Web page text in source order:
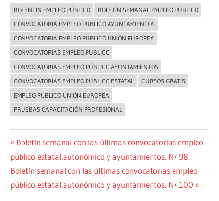
NOVEDADES
BOLENTIN EMPLEO PÚBLICO
BOLETÍN SEMANAL EMPLEO PÚBLICO
CONVOCATORIA EMPLEO PÚBLICO AYUNTAMIENTOS
CONVOCATORIA EMPLEO PÚBLICO UNIÓN EUROPEA
CONVOCATORIAS EMPLEO PÚBLICO
CONVOCATORIAS EMPLEO PÚBLICO AYUNTAMIENTOS
CONVOCATORIAS EMPLEO PÚBLICO ESTATAL
CURSOS GRATIS
EMPLEO PÚBLICO UNIÓN EUROPEA
PRUEBAS CAPACITACIÓN PROFESIONAL
Navegación
de
entradas
Entrada
anterior:
Boletín semanal con las últimas convocatorias empleo
público estatal,autonómico y ayuntamientos. Nº 98
Siguiente
entrada:
Boletín semanal con las últimas convocatorias empleo
público estatal,autonómico y ayuntamientos. Nº 100